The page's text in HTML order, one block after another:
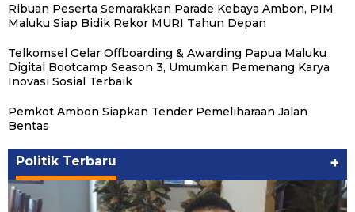
Ribuan Peserta Semarakkan Parade Kebaya Ambon, PIM
Maluku Siap Bidik Rekor MURI Tahun Depan
Telkomsel Gelar Offboarding & Awarding Papua Maluku
Digital Bootcamp Season 3, Umumkan Pemenang Karya
Inovasi Sosial Terbaik
Pemkot Ambon Siapkan Tender Pemeliharaan Jalan
Bentas
Politik Terbaru +